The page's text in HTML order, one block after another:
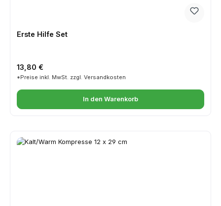
Erste Hilfe Set
Regulärer Preis:
13,80 €
*Preise inkl. MwSt. zzgl. Versandkosten
In den Warenkorb